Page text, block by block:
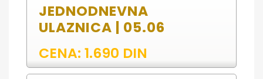
JEDNODNEVNA
ULAZNICA | 05.06
CENA: 1.690 DIN